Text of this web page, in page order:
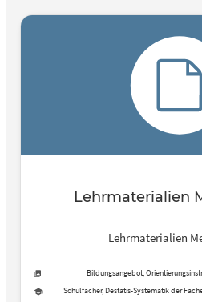
Lehrmaterialien
Lehrmaterialien
Bildungsangebot,
Schulfächer, Destatis-Systematik der